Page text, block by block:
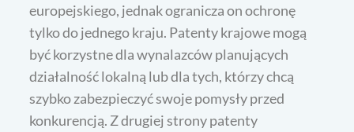
europejskiego, jednak ogranicza on ochronę
tylko do jednego kraju. Patenty krajowe mogą
być korzystne dla wynalazców planujących
działalność lokalną lub dla tych, którzy chcą
szybko zabezpieczyć swoje pomysły przed
konkurencją. Z drugiej strony patenty